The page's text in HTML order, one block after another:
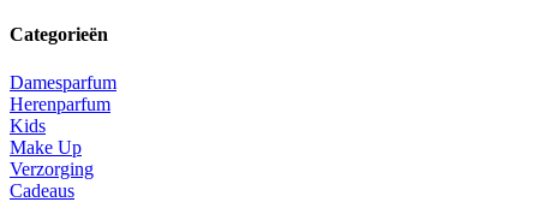
Categorieën
Damesparfum
Herenparfum
Kids
Make Up
Verzorging
Cadeaus